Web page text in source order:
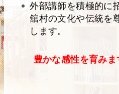
外部講師を積極的に
舘村の文化や伝統を
します。
豊かな感性を育みま